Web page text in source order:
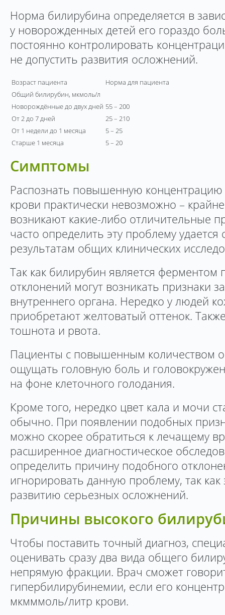
Норма билирубина определяется в
у новорожденных детей его гораздо
постоянно контролировать
не допустить развития осложнений.
Возраст пациента
Норма для пациента
Общий билирубин, мкмоль/л
Новорождённые до двух дней 55 – 200
От 2 до 7 дней
25 – 210
От 1 недели до 1 месяца
5 – 25
Старше 1 месяца
5 – 20
Симптомы
Распознать повышенную
крови практически невозможно –
возникают какие-либо отличительные
часто определить эту проблему
результатам общих клинических
Так как билирубин является ферментом
отклонений могут возникать признаки
внутреннего органа. Нередко у людей
приобретают желтоватый оттенок.
тошнота и рвота.
Пациенты с повышенным количеством
ощущать головную боль и
на фоне клеточного голодания.
Кроме того, нередко цвет кала и мочи
обычно. При появлении подобных
можно скорее обратиться к лечащему
расширенное диагностическое
определить причину подобного
игнорировать данную проблему, так
развитию серьезных осложнений.
Причины высокого
Чтобы поставить точный диагноз,
оценивать сразу два вида общего
непрямую фракции. Врач сможет
гипербилирубинемии, если его
мкмммоль/литр крови.